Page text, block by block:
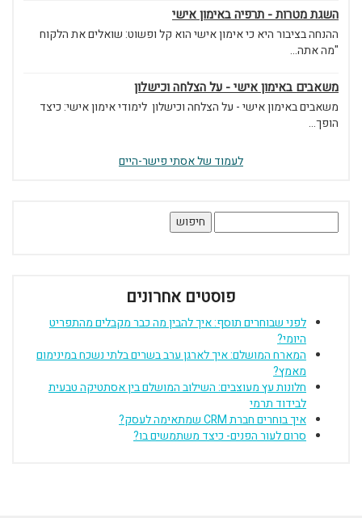
השגת מטרות - תרפיה באימון אישי
ההנחה בציבור היא כי אימון אישי הוא קל ופשוט: שואלים את הלקוח
"מה אתה...
משאבים באימון אישי - על הצלחה וכישלון
משאבים באימון אישי - על הצלחה וכישלון לימודי אימון אישי: כיצד
הופך...
לעמוד של אסתי פישר-היים
פוסטים אחרונים
לפני שבוחרים תוסף: איך להבין מה כבר מקבלים מהתפריט
היומי?
המארח המושלם: איך לארגן ערב בשרים בלתי נשכח במינימום
מאמץ?
חלונות עץ מעוצבים: השילוב המושלם בין אסתטיקה טבעית
לבידוד תרמי
איך בוחרים חברת CRM שמתאימה לעסק?
סרום לעור הפנים- כיצד משתמשים בו?